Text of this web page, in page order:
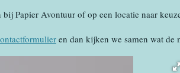
Papier Avontuur of op een locatie naar
en dan kijken we samen wat de